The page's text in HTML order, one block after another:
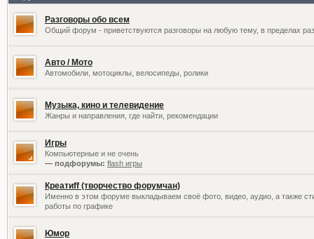
Разговоры обо всем
Общий форум - приветствуются разговоры на любую тему, в пределах
Авто / Мото
Автомобили, мотоциклы, велосипеды, ролики
Музыка, кино и телевидение
Жанры и направления, где найти, рекомендации
Игры
Компьютерные и не очень
— подфорумы: flash игры
Креатиff (творчество форумчан)
Именно в этом форуме выкладываем своё фото, видео, аудио, а также
работы по графике
Юмор